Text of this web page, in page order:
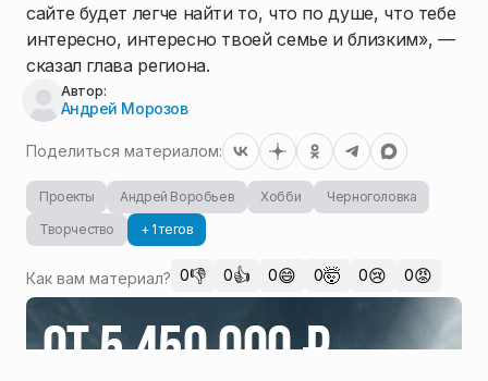
сайте будет легче найти то, что по душе, что тебе
интересно, интересно твоей семье и близким», —
сказал глава региона.
Автор:
Андрей Морозов
Поделиться материалом:
Проекты Андрей Воробьев Хобби
Черноголовка
Творчество
+ 1 тегов
Как вам материал? 0👎 0👍 0😄 0🤯 0😢 0😡